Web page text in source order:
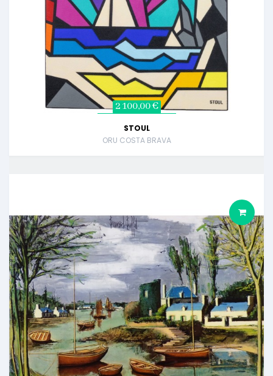
2 100,00 €
STOUL
ORU COSTA BRAVA